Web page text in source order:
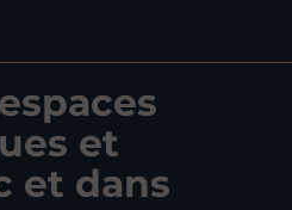
et
et dans